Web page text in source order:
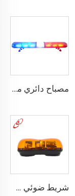
مصباح دائري من نوع LED
شريط ضوئي صغير دوار على شكل مصباح هالوجين بيضاوي الشكل